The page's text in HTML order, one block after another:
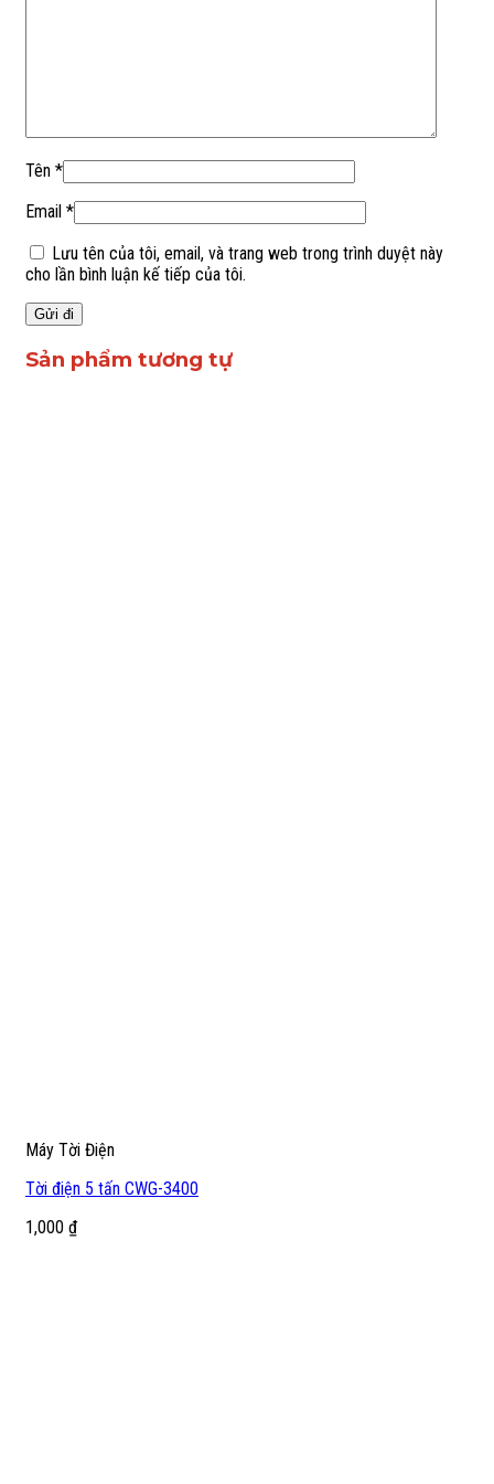
Tên *
Email *
Lưu tên của tôi, email, và trang web trong trình duyệt này
cho lần bình luận kế tiếp của tôi.
Sản phẩm tương tự
Máy Tời Điện
Tời điện 5 tấn CWG-3400
1,000 ₫